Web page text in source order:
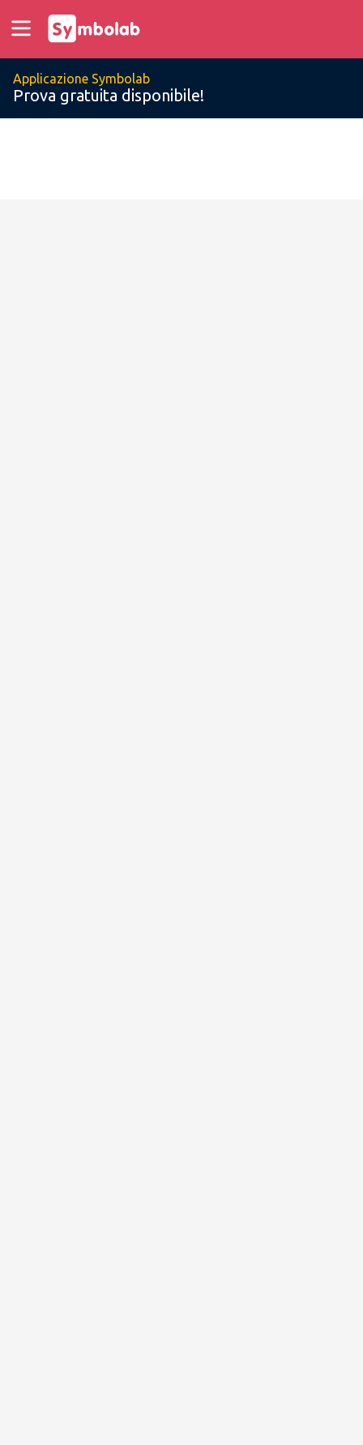
Applicazione Symbolab
Prova gratuita disponibile!